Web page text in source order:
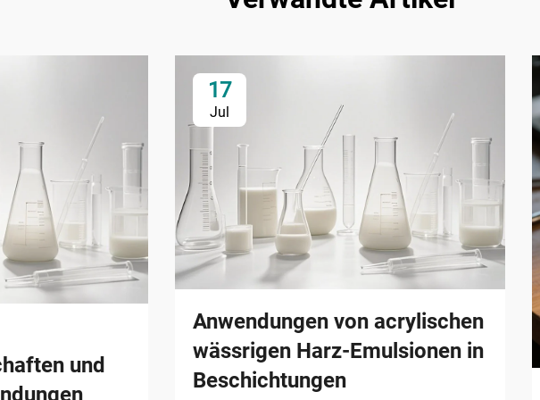
und
17
Jul
Anwendungen von acrylischen
wässrigen Harz-Emulsionen in
Beschichtungen